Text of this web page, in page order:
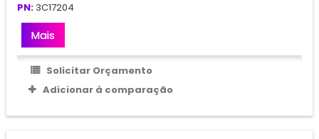
PN: 3C17204
Mais
Solicitar Orçamento
Adicionar à comparação